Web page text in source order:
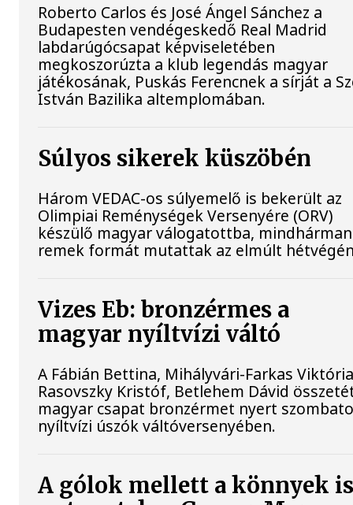
Roberto Carlos és José Ángel Sánchez a
Budapesten vendégeskedő Real Madrid
labdarúgócsapat képviseletében
megkoszorúzta a klub legendás magyar
játékosának, Puskás Ferencnek a sírját a
István Bazilika altemplomában.
Súlyos sikerek küszöbén
Három VEDAC-os súlyemelő is bekerült az
Olimpiai Reménységek Versenyére (ORV)
készülő magyar válogatottba, mindhárman
remek formát mutattak az elmúlt
Vizes Eb: bronzérmes a
magyar nyíltvízi váltó
A Fábián Bettina, Mihályvári-Farkas
Rasovszky Kristóf, Betlehem Dávid
magyar csapat bronzérmet nyert
nyíltvízi úszók váltóversenyében.
A gólok mellett a könnyek